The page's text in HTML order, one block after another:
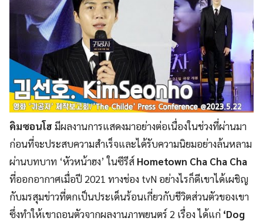
คิมซอนโฮมีผลงานการแสดงมาอย่างต่อเนื่องในช่วงที่ผ่านมา
ก่อนที่จะประสบความสำเร็จและได้รับความนิยมอย่างล้นหลาม
ผ่านบทบาท ‘หัวหน้าฮง’ ในซีรีส์ Hometown Cha Cha Cha
ที่ออกอากาศเมื่อปี 2021 ทางช่อง tvN อย่างไรก็ดีเขาได้เผชิญ
กับมรสุมข่าวที่ตกเป็นประเด็นร้อนเกี่ยวกับชีวิตส่วนตัวของเขา
ซึ่งทำให้เขาถอนตัวจากผลงานภาพยนตร์ 2 เรื่อง ได้แก่ ‘Dog